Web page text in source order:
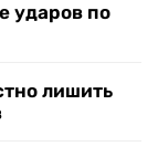
ударов по
лишить